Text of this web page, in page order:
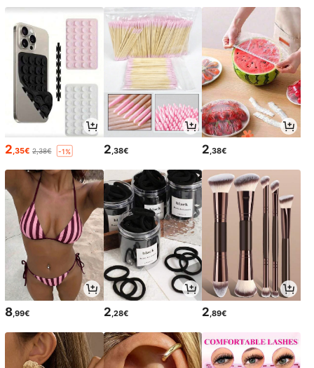
2 ,35€ 2,38€ -1% 2 ,38€ 2 ,38€
8,99€ 2,28€ 2,89€